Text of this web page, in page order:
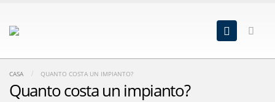
CASA QUANTO COSTA UN IMPIANTO?
Quanto costa un impianto?